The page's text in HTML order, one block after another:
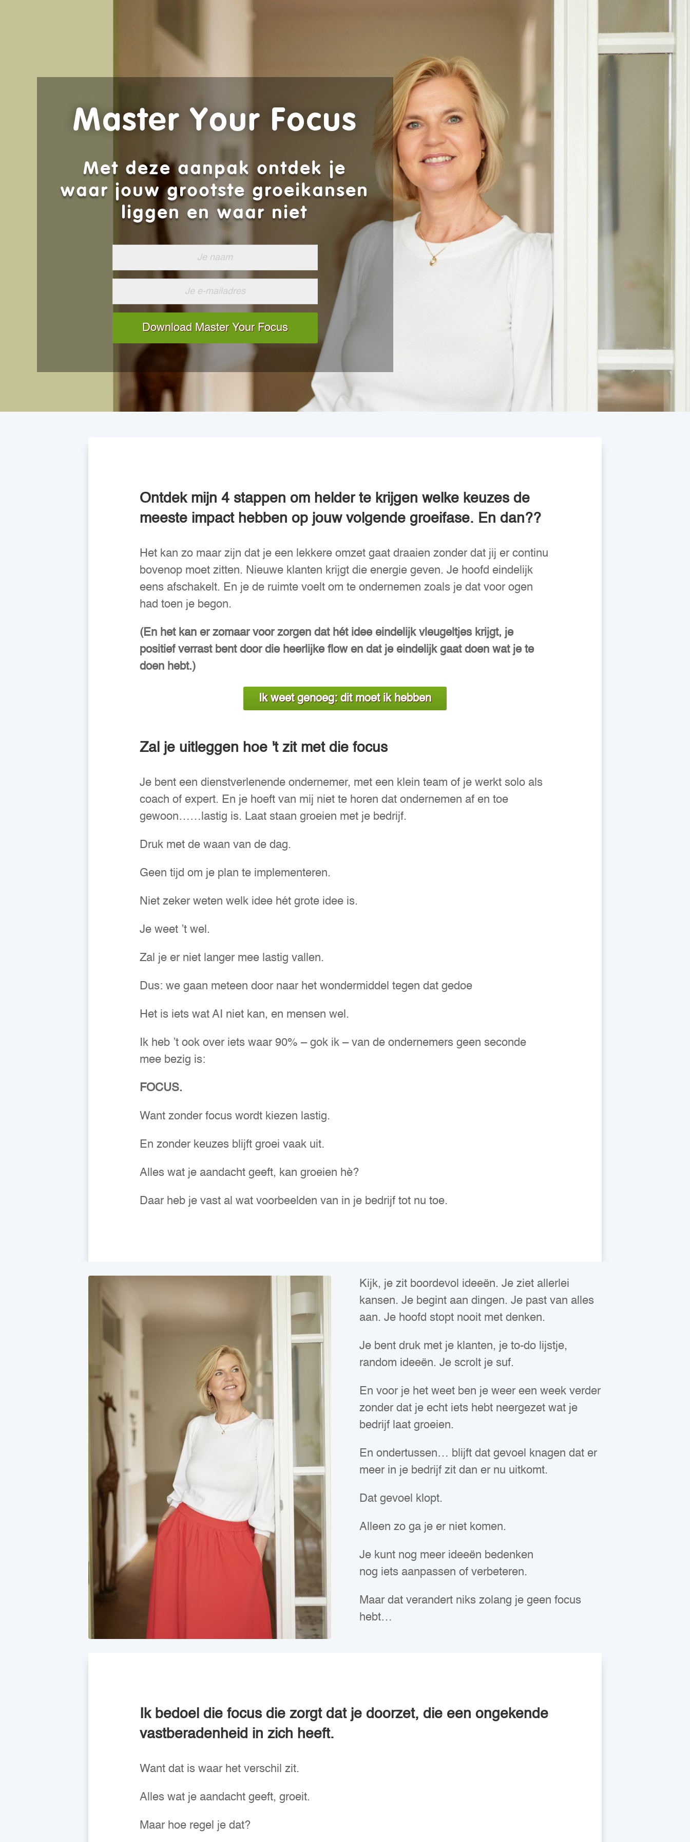
Master Your Focus
Met deze aanpak ontdek je
waar jouw grootste groeikansen
liggen en waar niet
Download Master Your Focus
Ontdek mijn 4 stappen om helder te krijgen welke keuzes de
meeste impact hebben op jouw volgende groeifase. En dan??
Het kan zo maar zijn dat je een lekkere omzet gaat draaien zonder dat jij er continu
bovenop moet zitten. Nieuwe klanten krijgt die energie geven. Je hoofd eindelijk
eens afschakelt. En je de ruimte voelt om te ondernemen zoals je dat voor ogen
had toen je begon.
(En het kan er zomaar voor zorgen dat hét idee eindelijk vleugeltjes krijgt, je
positief verrast bent door die heerlijke flow en dat je eindelijk gaat doen wat je te
doen hebt.)
Ik weet genoeg: dit moet ik hebben
Zal je uitleggen hoe 't zit met die focus
Je bent een dienstverlenende ondernemer, met een klein team of je werkt solo als
coach of expert. En je hoeft van mij niet te horen dat ondernemen af en toe
gewoon……lastig is. Laat staan groeien met je bedrijf.
Druk met de waan van de dag.
Geen tijd om je plan te implementeren.
Niet zeker weten welk idee hét grote idee is.
Je weet ’t wel.
Zal je er niet langer mee lastig vallen.
Dus: we gaan meteen door naar het wondermiddel tegen dat gedoe
Het is iets wat AI niet kan, en mensen wel.
Ik heb ’t ook over iets waar 90% – gok ik – van de ondernemers geen seconde
mee bezig is:
FOCUS.
Want zonder focus wordt kiezen lastig.
En zonder keuzes blijft groei vaak uit.
Alles wat je aandacht geeft, kan groeien hè?
Daar heb je vast al wat voorbeelden van in je bedrijf tot nu toe.
Kijk, je zit boordevol ideeën. Je ziet allerlei
kansen. Je begint aan dingen. Je past van alles
aan. Je hoofd stopt nooit met denken.
Je bent druk met je klanten, je to-do lijstje,
random ideeën. Je scrolt je suf.
En voor je het weet ben je weer een week verder
zonder dat je echt iets hebt neergezet wat je
bedrijf laat groeien.
En ondertussen… blijft dat gevoel knagen dat er
meer in je bedrijf zit dan er nu uitkomt.
Dat gevoel klopt.
Alleen zo ga je er niet komen.
Je kunt nog meer ideeën bedenken
nog iets aanpassen of verbeteren.
Maar dat verandert niks zolang je geen focus
hebt…
Ik bedoel die focus die zorgt dat je doorzet, die een ongekende
vastberadenheid in zich heeft.
Want dat is waar het verschil zit.
Alles wat je aandacht geeft, groeit.
Maar hoe regel je dat?